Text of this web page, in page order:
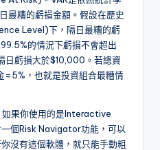
最糟的虧損金額。假設在歷史
Level)下，隔日最糟的虧
的情況下虧損不會超出
虧損大於$10,000。若總資
，也就是投資組合最糟情
如果你使用的是Interactive
個Risk Navigator功能，可以
沒有這個軟體，就只能手動粗